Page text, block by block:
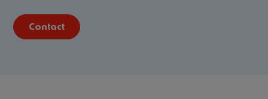
Contact